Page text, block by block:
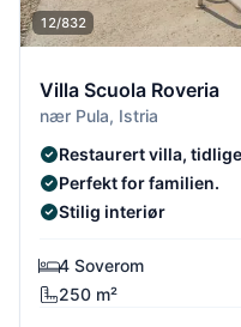
12/832
Villa Scuola Roveria
nær Pula, Istria
Restaurert villa,
Perfekt for familien.
Stilig interiør
4 Soverom
250 m²